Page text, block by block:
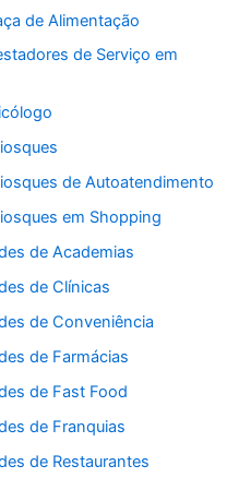
de Alimentação
de Serviço em
de Autoatendimento
em Shopping
de Academias
de Clínicas
de Conveniência
de Farmácias
de Fast Food
de Franquias
de Restaurantes